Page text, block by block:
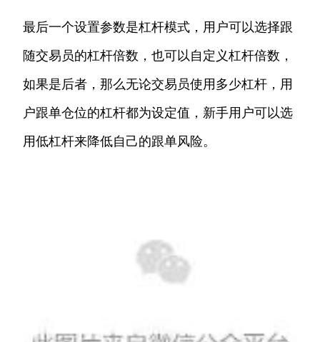
最后一个设置参数是杠杆模式，用户可以选择跟
随交易员的杠杆倍数，也可以自定义杠杆倍数，
如果是后者，那么无论交易员使用多少杠杆，用
户跟单仓位的杠杆都为设定值，新手用户可以选
用低杠杆来降低自己的跟单风险。